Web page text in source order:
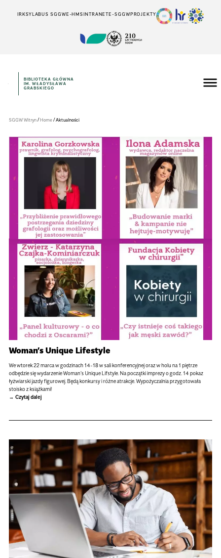
IRKSYLABUS SGGWE-HMSINTRANETE-SGGWPROJEKTY
Główna
w
BIBLIOTEKA GŁÓWNA
IM. WŁADYSŁAWA
GRABSKIEGO
SGGW Witryn/Home/Aktualności
Woman’s Unique Lifestyle
We wtorek 22 marca w godzinach 14-18 w sali konferencyjnej oraz w holu na 1 piętrze
odbędzie się wydarzenie Woman’s Unique Lifstyle. Na początki imprezy o godz. 14 pokaz
łyżwiarski jazdy figurowej. Będą konkursy i różne atrakcje. Wypożyczalnia przygotowała
stoisko z książkami!
Czytaj dalej